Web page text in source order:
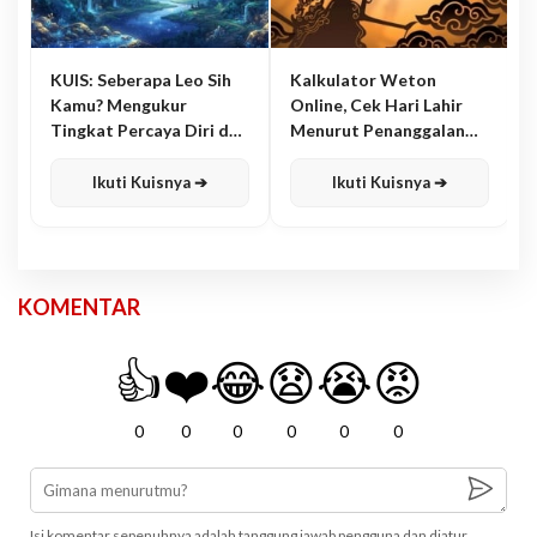
KUIS: Seberapa Leo Sih
Kamu? Mengukur
Tingkat Percaya Diri dan
Ikuti Kuisnya ➔
Kalkulator Weton
Online, Cek Hari Lahir
Menurut Penanggalan
Ikuti Kuisnya ➔
KOMENTAR
👍
0
❤️
0
😂
0
😧
0
😭
0
😡
0